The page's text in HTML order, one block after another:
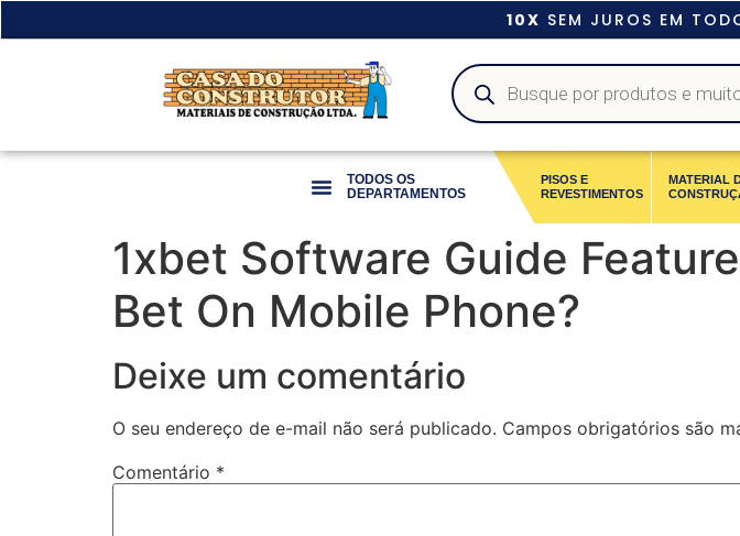
10X SEM JUROS EM
TODOS OS
DEPARTAMENTOS
PISOS E
REVESTIMENTOS
MATERIAL
1xbet Software Guide
Bet On Mobile Phone?
Deixe um comentário
O seu endereço de e-mail não será publicado. Campos obrigatórios são
Comentário *